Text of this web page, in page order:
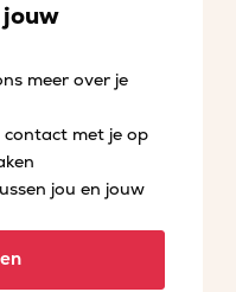
meer over je
contact met je op
jou en jouw